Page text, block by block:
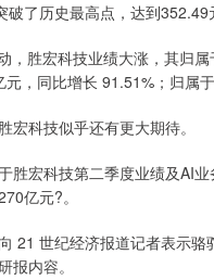
了历史最高点，达到
，胜宏科技业绩大涨，其归
，同比增长 91.51%；归属
宏科技似乎还有更大期待。
胜宏科技第二季度业绩及AI
亿元?。
21 世纪经济报道记者表示
报内容。